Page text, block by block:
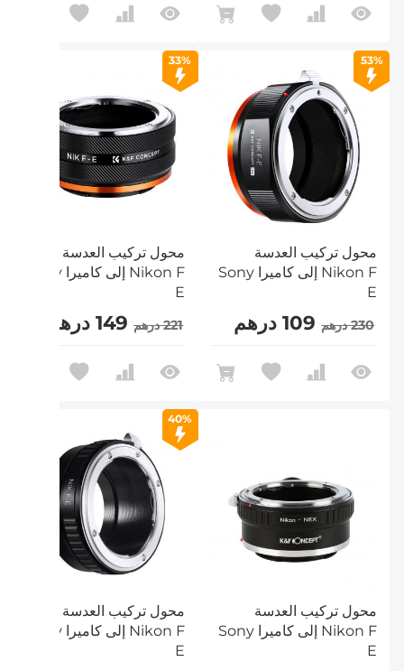
53%
محول تركيب العدسة
Nikon F إلى كاميرا Sony
E
230 درهم 109 درهم
33%
محول تركيب العدسة
Nikon F إلى كاميرا Sony
E
221 درهم 149 درهم
محول تركيب العدسة
Nikon F إلى كاميرا Sony
E
40%
محول تركيب العدسة
Nikon F إلى كاميرا Sony
E